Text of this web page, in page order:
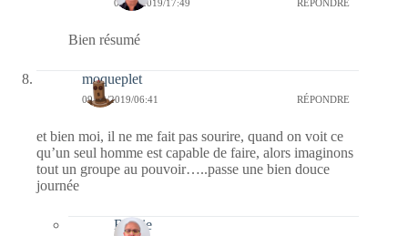
09/03/2019/17:49 RÉPONDRE
Bien résumé
moqueplet
09/03/2019/06:41 RÉPONDRE
et bien moi, il ne me fait pas sourire, quand on voit ce
qu’un seul homme est capable de faire, alors imaginons
tout un groupe au pouvoir…..passe une bien douce
journée
Bernie